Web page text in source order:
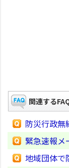
関連する
防災行政無
緊急速報メ
地域団体で